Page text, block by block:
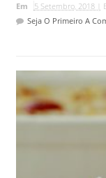
Em 5 Setembro, 2018 |
Seja O Primeiro A